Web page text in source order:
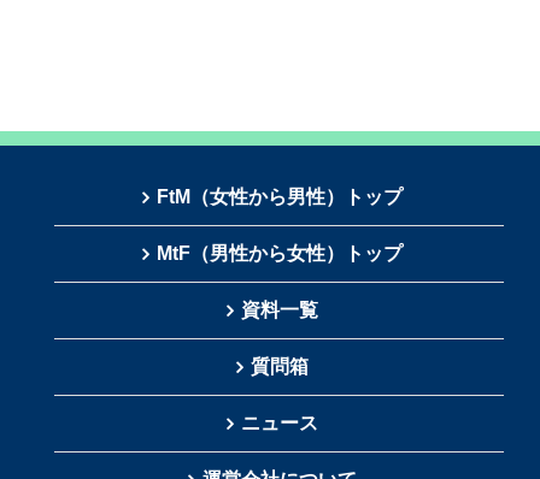
FtM（女性から男性）トップ
MtF（男性から女性）トップ
資料一覧
質問箱
ニュース